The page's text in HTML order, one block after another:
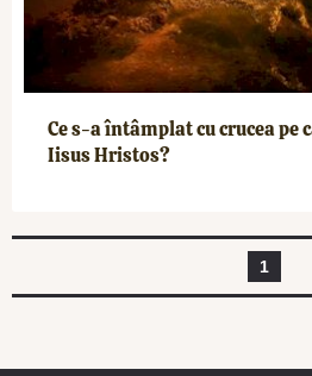
Ce s-a întâmplat cu crucea pe
Iisus Hristos?
1